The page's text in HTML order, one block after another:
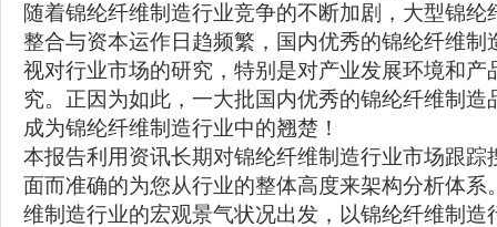
随着锦纶纤维制造行业竞争的不断加剧，大型锦纶
整合与资本运作日趋频繁，国内优秀的锦纶纤维制
视对行业市场的研究，特别是对产业发展环境和产
究。正因为如此，一大批国内优秀的锦纶纤维制造
成为锦纶纤维制造行业中的翘楚！
本报告利用资讯长期对锦纶纤维制造行业市场跟踪
面而准确的为您从行业的整体高度来架构分析体系
维制造行业的宏观景气状况出发，以锦纶纤维制造